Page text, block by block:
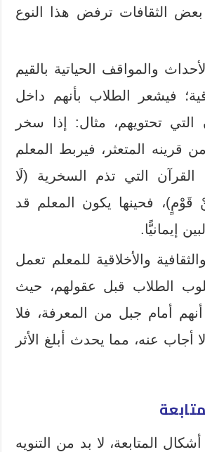
الثقافات ترفض هذا النوع
والمواقف الحياتية بالقيم
فيشعر الطلاب بأنهم داخل
التي تحتويهم، مثال: إذا سخر
قرينه المتعثر، فيربط المعلم
القرآن التي تذم السخرية (لَا
فحينها يكون المعلم قد
إيمانيًّا.
والأخلاقية للمعلم تعمل
الطلاب قبل عقولهم، حيث
أمام جبل من المعرفة، فلا
أجاب عنه، مما يحدث أبلغ الأثر
المتابعة، لا بد من التنويه